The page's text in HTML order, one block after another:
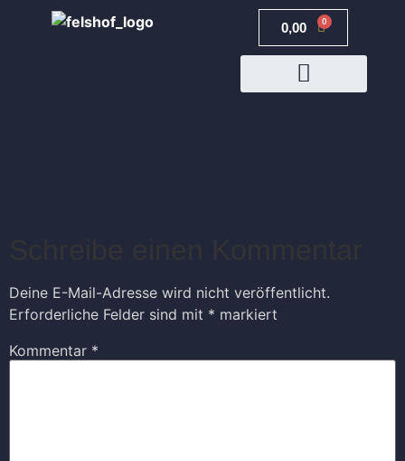
0,00 € 0
Deine E-Mail-Adresse wird nicht veröffentlicht.
Erforderliche Felder sind mit * markiert
Kommentar *